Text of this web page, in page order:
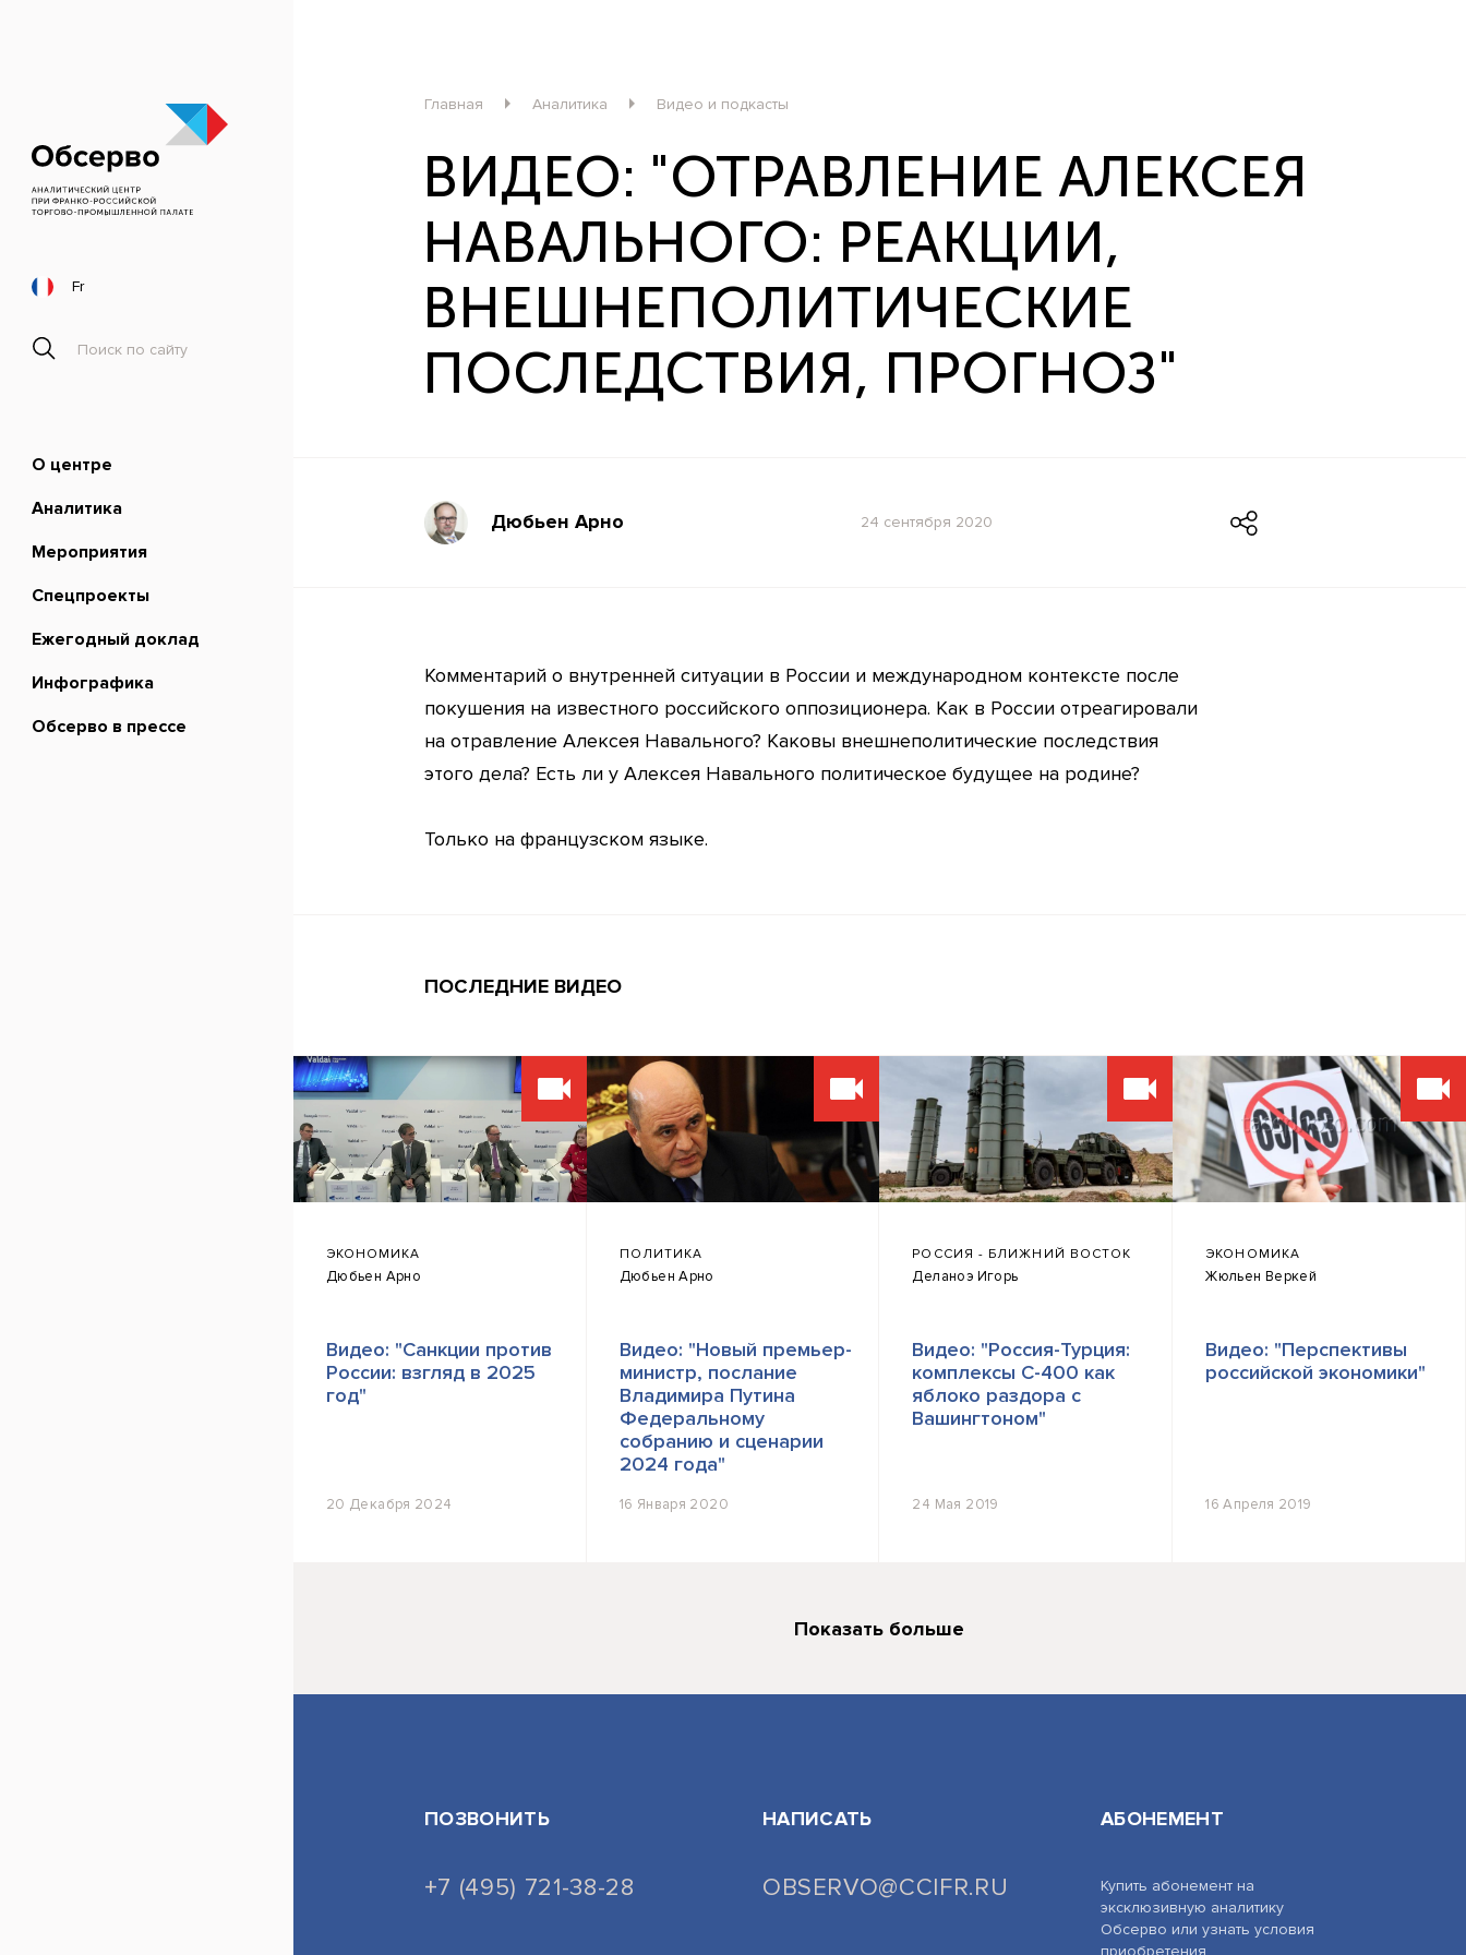
Fr
О центре
Аналитика
Мероприятия
Спецпроекты
Ежегодный доклад
Инфографика
Обсерво в прессе
Главная Аналитика Видео и подкасты
ВИДЕО: "ОТРАВЛЕНИЕ АЛЕКСЕЯ
НАВАЛЬНОГО: РЕАКЦИИ,
ВНЕШНЕПОЛИТИЧЕСКИЕ
ПОСЛЕДСТВИЯ, ПРОГНОЗ"
Дюбьен Арно 24 сентября 2020
Комментарий о внутренней ситуации в России и международном контексте после
покушения на известного российского оппозиционера. Как в России отреагировали
на отравление Алексея Навального? Каковы внешнеполитические последствия
этого дела? Есть ли у Алексея Навального политическое будущее на родине?
Только на французском языке.
ПОСЛЕДНИЕ ВИДЕО
ЭКОНОМИКА
Дюбьен Арно
Видео: "Санкции против
России: взгляд в 2025
год"
20 Декабря 2024
ПОЛИТИКА
Дюбьен Арно
Видео: "Новый премьер-
министр, послание
Владимира Путина
Федеральному
собранию и сценарии
2024 года"
16 Января 2020
РОССИЯ - БЛИЖНИЙ ВОСТОК
Деланоэ Игорь
Видео: "Россия-Турция:
комплексы С-400 как
яблоко раздора с
Вашингтоном"
24 Мая 2019
ЭКОНОМИКА
Жюльен Веркей
Видео: "Перспективы
российской экономики"
16 Апреля 2019
Показать больше
ПОЗВОНИТЬ
+7 (495) 721-38-28
НАПИСАТЬ
OBSERVO@CCIFR.RU
АБОНЕМЕНТ
Купить абонемент на
эксклюзивную аналитику
Обсерво или узнать условия